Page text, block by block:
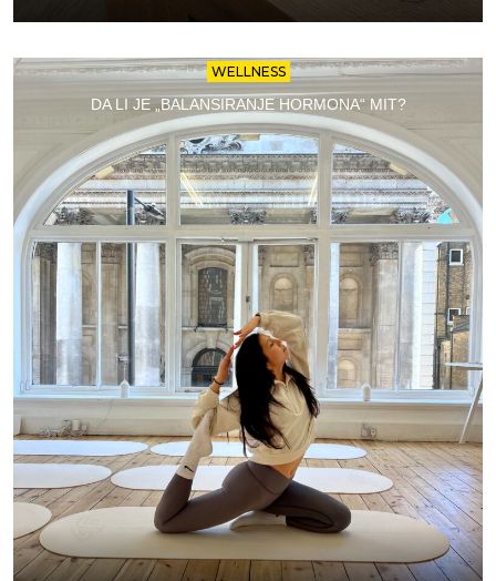
WELLNESS
DA LI JE „BALANSIRANJE HORMONA“ MIT?